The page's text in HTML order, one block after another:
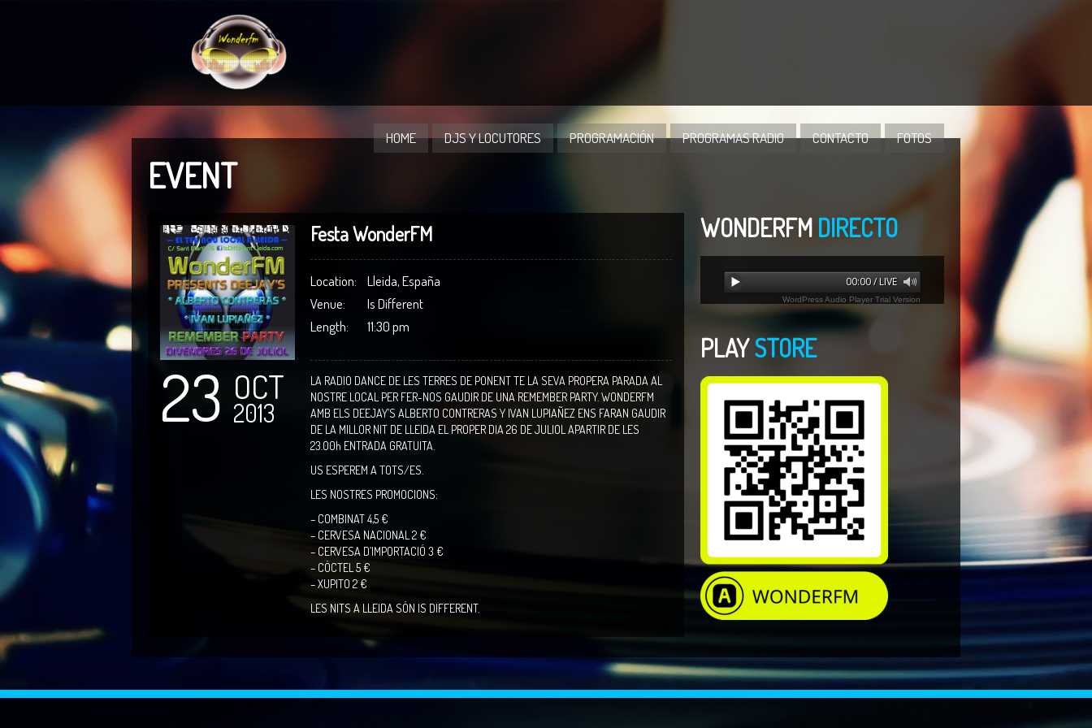
HOME DJS Y LOCUTORES PROGRAMACIÓN PROGRAMAS RADIO CONTACTO FOTOS
EVENT
WONDERFM DIRECTO
00:00 / LIVE
WordPress Audio Player Trial Version
Error loading: "undefined"
PLAYSTORE
23 OCT
2013
Festa WonderFM
Location:
Lleida, España
Venue:
Is Different
Length:
11:30 pm
LA RADIO DANCE DE LES TERRES DE PONENT TE LA SEVA PROPERA PARADA AL
NOSTRE LOCAL PER FER-NOS GAUDIR DE UNA REMEMBER PARTY. WONDERFM
AMB ELS DEEJAY’S ALBERTO CONTRERAS Y IVAN LUPIAÑEZ ENS FARAN GAUDIR
DE LA MILLOR NIT DE LLEIDA EL PROPER DIA 26 DE JULIOL APARTIR DE LES
23.00h ENTRADA GRATUITA.
US ESPEREM A TOTS/ES.
LES NOSTRES PROMOCIONS:
– COMBINAT 4,5 €
– CERVESA NACIONAL 2 €
– CERVESA D’IMPORTACIÓ 3 €
– CÒCTEL 5 €
– XUPITO 2 €
LES NITS A LLEIDA SÓN IS DIFFERENT.